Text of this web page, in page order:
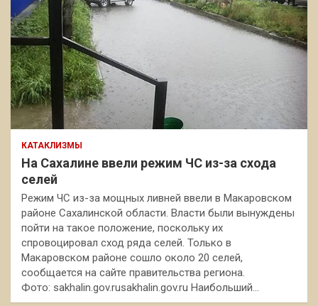
КАТАКЛИЗМЫ
На Сахалине ввели режим ЧС из-за схода
селей
Режим ЧС из-за мощных ливней ввели в Макаровском
районе Сахалинской области. Власти были вынуждены
пойти на такое положение, поскольку их
спровоцировал сход ряда селей. Только в
Макаровском районе сошло около 20 селей,
сообщается на сайте правительства региона.
Фото: sakhalin.gov.rusakhalin.gov.ru Наибольший…